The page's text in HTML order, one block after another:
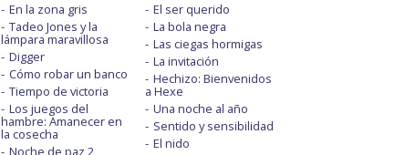
En la zona gris
Tadeo Jones y la
lámpara maravillosa
Digger
Cómo robar un banco
Tiempo de victoria
Los juegos del
hambre: Amanecer en
la cosecha
Noche de paz 2
El ser querido
La bola negra
Las ciegas hormigas
La invitación
Hechizo: Bienvenidos
a Hexe
Una noche al año
Sentido y sensibilidad
El nido